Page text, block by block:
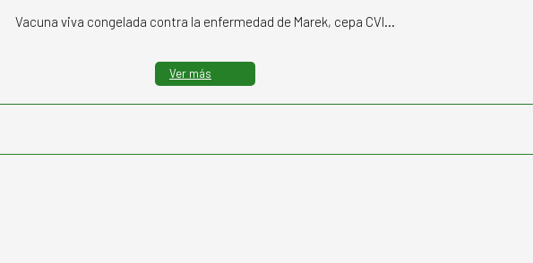
Vacuna viva congelada contra la enfermedad de Marek, cepa CVI…
Ver más